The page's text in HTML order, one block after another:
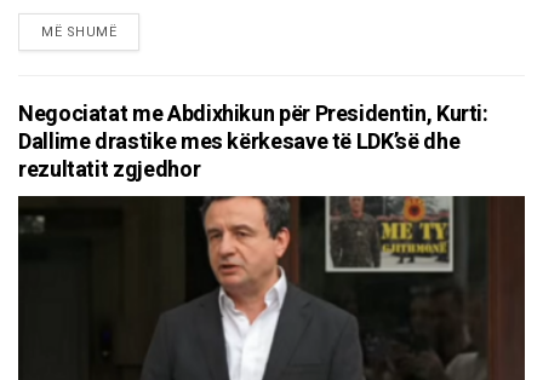
MË SHUMËDETAILS
Negociatat me Abdixhikun për Presidentin, Kurti:
Dallime drastike mes kërkesave të LDK’së dhe
rezultatit zgjedhor